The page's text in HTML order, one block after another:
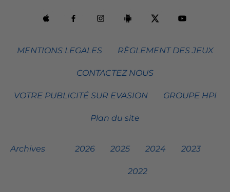
MENTIONS LEGALES RÈGLEMENT DES JEUX
CONTACTEZ NOUS
VOTRE PUBLICITÉ SUR EVASION GROUPE HPI
Plan du site
Archives 2026 2025 2024 2023
2022